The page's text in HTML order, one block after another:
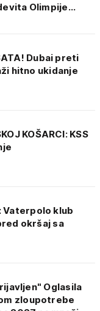
Olimpije...
Dubai preti
hitno ukidanje
KOŠARCI: KSS
Vaterpolo klub
okršaj sa
Oglasila
zloupotrebe